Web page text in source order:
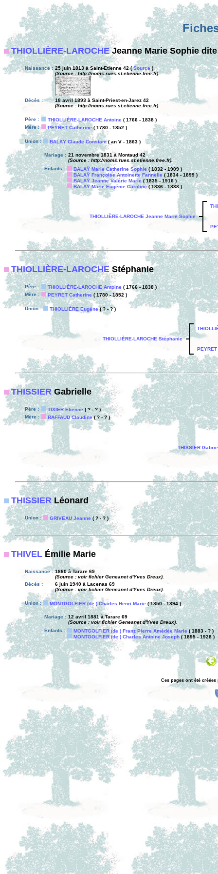
THIOLLIÈRE-LAROCHEJeanne Marie Sophie
Naissance : 25 juin 1813 à Saint-Etienne 42 (Source)
(Source : http://noms.rues.st.etienne.free.fr).
Décès :
18 avril 1893 à Saint-Priest-en-Jarez 42
(Source : http://noms.rues.st.etienne.free.fr).
Père : THIOLLIÈRE-LAROCHE Antoine ( 1766 - 1838 )
Mère :
PEYRET Catherine( 1780 - 1852 )
Union : BALAŸ Claude Constant( an V - 1863 )
Mariage : 21 novembre 1831 à Montaud 42
(Source : http://noms.rues.st.etienne.free.fr).
Enfants :
BALAŸ Marie Catherine Sophie( 1832 - 1909 )
BALAŸ Françoise Antoinette Fannelie( 1834 - 1899 )
BALAŸ Jeanne Valérie Marie( 1835 - 1916 )
BALAŸ Marie Eugénie Caroline( 1836 - 1838 )
THIOLLIÈRE-LAROCHE Jeanne Marie Sophie
THIOLLIÈRE-LAROCHE Stéphanie
Père : THIOLLIÈRE-LAROCHE Antoine ( 1766 - 1838 )
Mère :
PEYRET Catherine ( 1780 - 1852 )
Union : THIOLLIÈRE Eugène( ? - ? )
THIOLLIÈRE-LAROCHE Stéphanie
THISSIERGabrielle
Père : TIXIER Etienne( ? - ? )
Mère :
RAFFAUD Claudine( ? - ? )
THISSIER
THISSIERLéonard
Union : GRIVEAU Jeanne( ? - ? )
THIVEL Émilie Marie
Naissance : 1860 à Tarare 69
(Source : voir fichier Geneanet d'Yves Dreux).
Décès :
6 juin 1940 à Lacenas 69
(Source : voir fichier Geneanet d'Yves Dreux).
Union : MONTGOLFIER (de ) Charles Henri Marie ( 1850 - 1894 )
Mariage : 12 avril 1881 à Tarare 69
(Source : voir fichier Geneanet d'Yves Dreux).
Enfants :
MONTGOLFIER (de ) Franz Pierre Amédée Marie ( 1883 - ? )
MONTGOLFIER (de ) Charles Antoine Joseph( 1895 - 1928 )
Ces pages ont été